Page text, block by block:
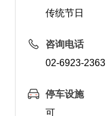
传统节日
咨询电话
02-6923-2363
停车设施
可